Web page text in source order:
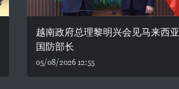
越南政府总理黎明兴会见马来西亚
国防部长
05/08/2026 12:55